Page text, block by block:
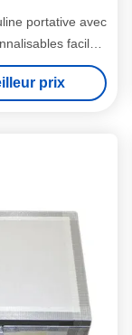
portative avec
faciles
prix